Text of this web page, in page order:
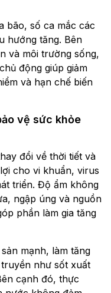
bão, số ca mắc các
hướng tăng. Bên
và môi trường sống,
động giúp giảm
và hạn chế biến
vệ sức khỏe
đổi về thời tiết và
cho vi khuẩn, virus
triển. Độ ẩm không
ngập úng và nguồn
phần làm gia tăng
mạnh, làm tăng
như sốt xuất
cạnh đó, thực